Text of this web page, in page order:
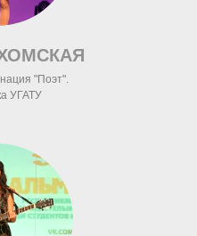
"Поэт".
УГАТУ